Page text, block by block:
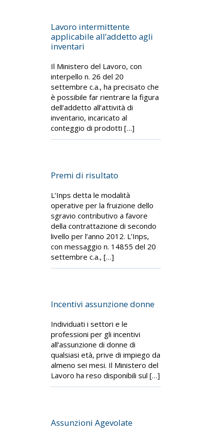
Lavoro intermittente
applicabile all’addetto agli
inventari
Il Ministero del Lavoro, con
interpello n. 26 del 20
settembre c.a., ha precisato che
è possibile far rientrare la figura
dell’addetto all’attività di
inventario, incaricato al
conteggio di prodotti […]
Premi di risultato
L’Inps detta le modalità
operative per la fruizione dello
sgravio contributivo a favore
della contrattazione di secondo
livello per l’anno 2012. L’Inps,
con messaggio n. 14855 del 20
settembre c.a., […]
Incentivi assunzione donne
Individuati i settori e le
professioni per gli incentivi
all’assunzione di donne di
qualsiasi età, prive di impiego da
almeno sei mesi. Il Ministero del
Lavoro ha reso disponibili sul […]
Assunzioni Agevolate